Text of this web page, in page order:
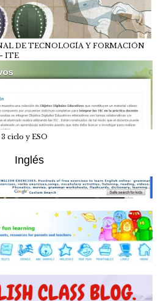
DE TECNOLOGÍA Y FORMACIÓN
ITE
ciclo y ESO
Inglés